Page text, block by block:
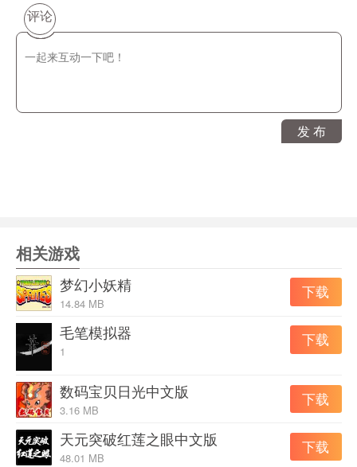
数码宝贝系列的最新作品，当游戏初期流程进行到通过ァ
ングラトンネル下水道这个迷宫后便可在城里自由接任务
了，以下是月光版的全任务介绍，各位玩日光版的也可做
左至右柜台的按顺序领任务做介绍，中间柜台是领主线任
务的放在最后介绍了。随着主线任务的推进，支线任务会
CPU：Pentium4 2GHz
内存：512MB
显卡：128 MB的支持DirectX 9.0
暂无
评论
发 布
相关游戏
梦幻小妖精
14.84 MB
下载
毛笔模拟器
1
下载
数码宝贝日光中文版
3.16 MB
下载
天元突破红莲之眼中文版
48.01 MB
下载